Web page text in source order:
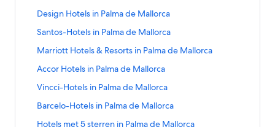
Design Hotels in Palma de Mallorca
L
n
k
o
p
n
t
d
e
Santos-Hotels in Palma de Mallorca
L
n
k
o
p
n
t
Marriott Hotels & Resorts in Palma de Mallorca
L
n
k
o
p
Accor Hotels in Palma de Mallorca
L
n
k
o
p
Vincci-Hotels in Palma de Mallorca
L
n
k
Barcelo-Hotels in Palma de Mallorca
L
Hotels met 5 sterren in Palma de Mallorca
L